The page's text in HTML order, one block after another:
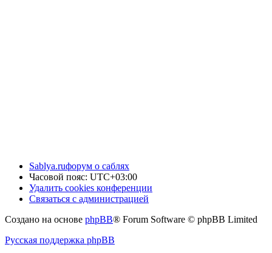
Sablya.ruфорум о саблях
Часовой пояс: UTC+03:00
Удалить cookies конференции
Связаться с администрацией
Создано на основе phpBB® Forum Software © phpBB Limited
Русская поддержка phpBB